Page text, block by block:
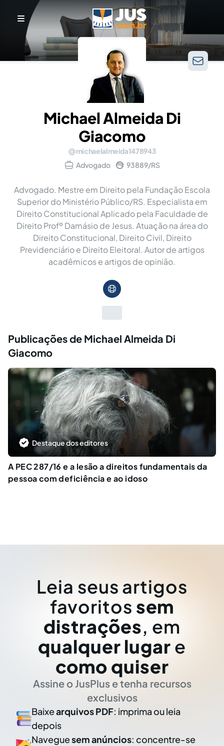
Michael Almeida Di
Giacomo
michaelalmeida1478943
Advogado
93889/RS
Advogado. Mestre em Direito pela Fundação Escola
Superior do Ministério Público/RS. Especialista em
Direito Constitucional Aplicado pela Faculdade de
Direito Profº Damásio de Jesus. Atuação na área do
Direito Constitucional, Direito Civil, Direito
Previdenciário e Direito Eleitoral. Autor de artigos
acadêmicos e artigos de opinião.
Publicações de Michael Almeida Di
Giacomo
Destaque dos editores
A PEC 287/16 e a lesão a direitos fundamentais da
pessoa com deficiência e ao idoso
Leia seus artigos
favoritos sem
distrações, em
qualquer lugar e
como quiser
Assine o JusPlus e tenha recursos
exclusivos
Baixearquivos PDF: imprima ou leia
depois
Naveguesem anúncios: concentre-se